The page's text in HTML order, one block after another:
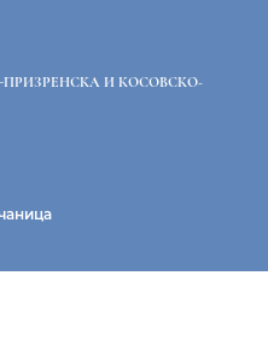
И КОСОВСКО-